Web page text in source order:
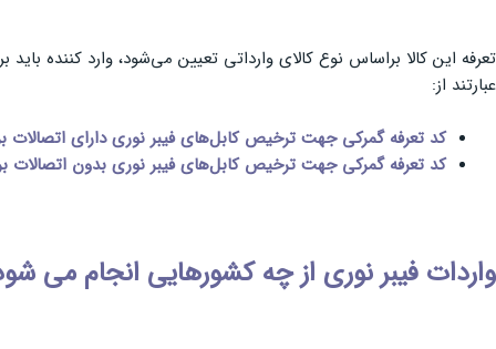
تعرفه این کالا براساس نوع کالای وارداتی تعیین می‌شود، وارد کننده
عبارتند از:
کد تعرفه گمرکی جهت ترخیص کابل‌های فیبر نوری دارای اتصالات برابر 85447010 است که دارای حقوق ورودی 15 درصد و اولویت کالایی 24 می‌باشد و تعرفه ورودی آن برحسب واحد کیلوگرم
کد تعرفه گمرکی جهت ترخیص کابل‌های فیبر نوری بدون اتصالات برابر 85447020 است که دارای حقوق ورودی 10 درصد و اولویت کالایی 24 می‌باشد و تعرفه ورودی آن برحسب واحد کیلوگرم اندازه
واردات فیبر نوری از چه کشورهایی انجام می‌